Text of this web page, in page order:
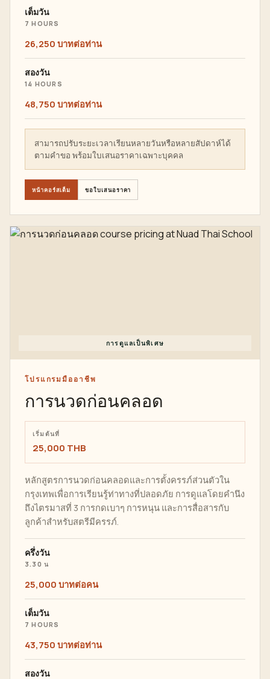
เต็มวัน
7 HOURS
26,250 บาทต่อท่าน
สองวัน
14 HOURS
48,750 บาทต่อท่าน
สามารถปรับระยะเวลาเรียนหลายวันหรือหลายสัปดาห์ได้
ตามคำขอ พร้อมใบเสนอราคาเฉพาะบุคคล
หน้าคอร์สเต็ม ขอใบเสนอราคา
การดูแลเป็นพิเศษ
โปรแกรมมืออาชีพ
การนวดก่อนคลอด
เริ่มต้นที่
25,000 THB
หลักสูตรการนวดก่อนคลอดและการตั้งครรภ์ส่วนตัวใน
กรุงเทพเพื่อการเรียนรู้ท่าทางที่ปลอดภัย การดูแลโดยคำนึง
ถึงไตรมาสที่ 3 การกดเบาๆ การหนุน และการสื่อสารกับ
ลูกค้าสำหรับสตรีมีครรภ์.
ครึ่งวัน
3.30 น
25,000 บาทต่อคน
เต็มวัน
7 HOURS
43,750 บาทต่อท่าน
สองวัน